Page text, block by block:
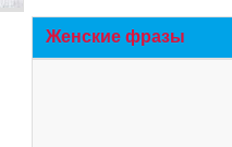
Женские фразы